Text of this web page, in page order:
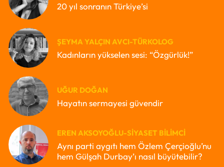
20 yıl sonranın Türkiye’si
ŞEYMA YALÇIN AVCI-TÜRKOLOG
Kadınların yükselen sesi: “Özgürlük!”
UĞUR DOĞAN
Hayatın sermayesi güvendir
EREN AKSOYOĞLU-SIYASET BILIMCI
Aynı parti aygıtı hem Özlem Çerçioğlu’nu
hem Gülşah Durbay’ı nasıl büyütebilir?